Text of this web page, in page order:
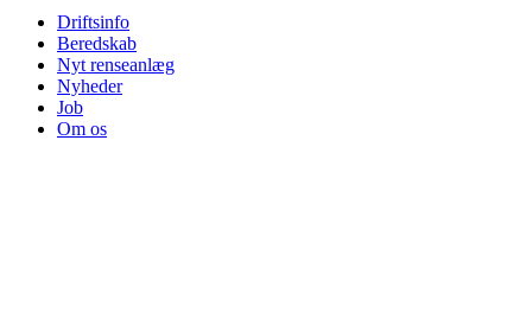
Driftsinfo
Beredskab
Nyt renseanlæg
Nyheder
Job
Om os